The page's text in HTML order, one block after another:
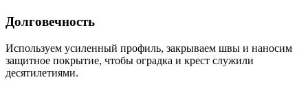
Долговечность
Используем усиленный профиль, закрываем швы и наносим
защитное покрытие, чтобы оградка и крест служили
десятилетиями.